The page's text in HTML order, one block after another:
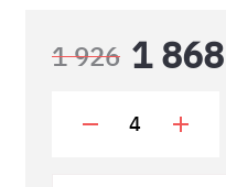
1 926 1